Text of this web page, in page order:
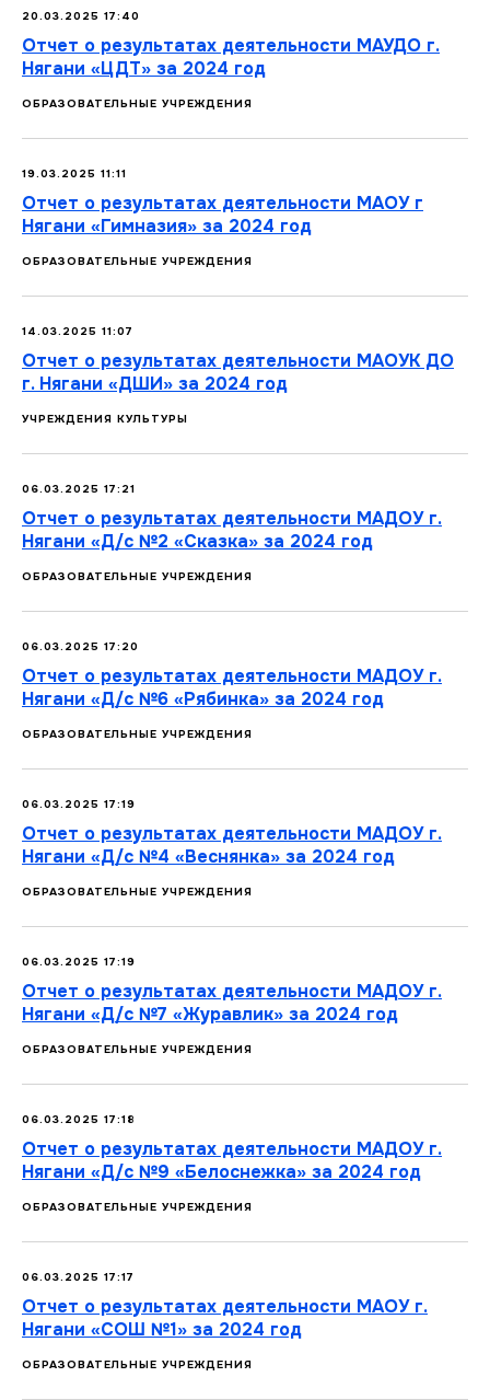
20.03.2025 17:40
Отчет о результатах деятельности МАУДО г.
Нягани «ЦДТ» за 2024 год
ОБРАЗОВАТЕЛЬНЫЕ УЧРЕЖДЕНИЯ
19.03.2025 11:11
Отчет о результатах деятельности МАОУ г
Нягани «Гимназия» за 2024 год
ОБРАЗОВАТЕЛЬНЫЕ УЧРЕЖДЕНИЯ
14.03.2025 11:07
Отчет о результатах деятельности МАОУК ДО
г. Нягани «ДШИ» за 2024 год
УЧРЕЖДЕНИЯ КУЛЬТУРЫ
06.03.2025 17:21
Отчет о результатах деятельности МАДОУ г.
Нягани «Д/с №2 «Сказка» за 2024 год
ОБРАЗОВАТЕЛЬНЫЕ УЧРЕЖДЕНИЯ
06.03.2025 17:20
Отчет о результатах деятельности МАДОУ г.
Нягани «Д/с №6 «Рябинка» за 2024 год
ОБРАЗОВАТЕЛЬНЫЕ УЧРЕЖДЕНИЯ
06.03.2025 17:19
Отчет о результатах деятельности МАДОУ г.
Нягани «Д/с №4 «Веснянка» за 2024 год
ОБРАЗОВАТЕЛЬНЫЕ УЧРЕЖДЕНИЯ
06.03.2025 17:19
Отчет о результатах деятельности МАДОУ г.
Нягани «Д/с №7 «Журавлик» за 2024 год
ОБРАЗОВАТЕЛЬНЫЕ УЧРЕЖДЕНИЯ
06.03.2025 17:18
Отчет о результатах деятельности МАДОУ г.
Нягани «Д/с №9 «Белоснежка» за 2024 год
ОБРАЗОВАТЕЛЬНЫЕ УЧРЕЖДЕНИЯ
06.03.2025 17:17
Отчет о результатах деятельности МАОУ г.
Нягани «CОШ №1» за 2024 год
ОБРАЗОВАТЕЛЬНЫЕ УЧРЕЖДЕНИЯ